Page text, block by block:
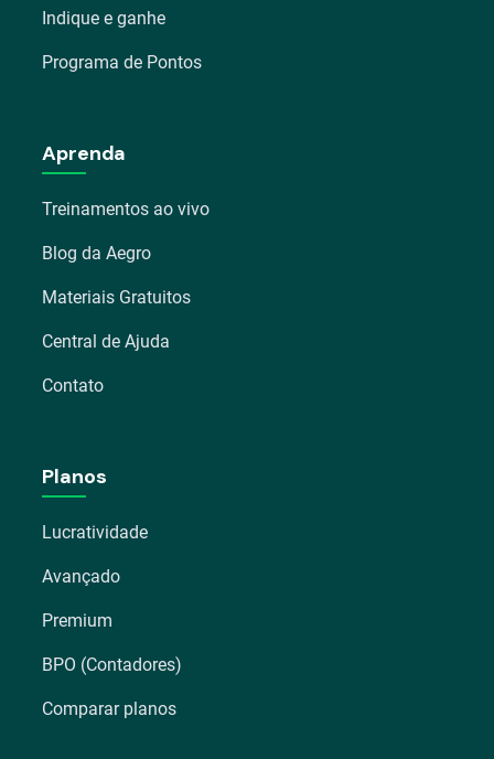
Indique e ganhe
Programa de Pontos
Aprenda
Treinamentos ao vivo
Blog da Aegro
Materiais Gratuitos
Central de Ajuda
Contato
Planos
Lucratividade
Avançado
Premium
BPO (Contadores)
Comparar planos